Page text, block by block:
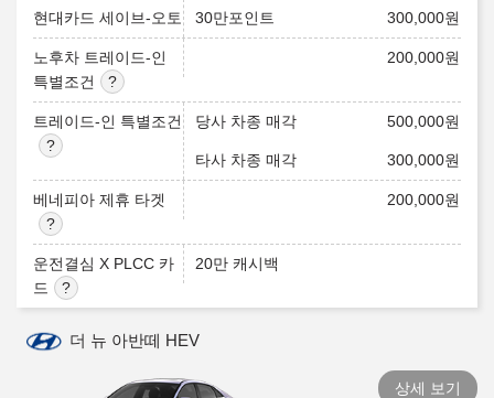
현대카드 세이브-오토 30만포인트 300,000원
노후차 트레이드-인
특별조건
200,000원
트레이드-인 특별조건 당사 차종 매각 500,000원
타사 차종 매각 300,000원
베네피아 제휴 타겟 200,000원
운전결심 X PLCC 카
드
20만 캐시백
더 뉴 아반떼 HEV
상세 보기